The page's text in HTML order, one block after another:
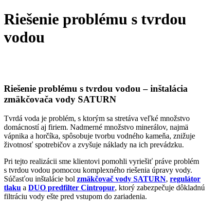
Riešenie problému s tvrdou
vodou
Riešenie problému s tvrdou vodou – inštalácia
zmäkčovača vody SATURN
Tvrdá voda je problém, s ktorým sa stretáva veľké množstvo
domácností aj firiem. Nadmerné množstvo minerálov, najmä
vápnika a horčíka, spôsobuje tvorbu vodného kameňa, znižuje
životnosť spotrebičov a zvyšuje náklady na ich prevádzku.
Pri tejto realizácii sme klientovi pomohli vyriešiť práve problém
s tvrdou vodou pomocou komplexného riešenia úpravy vody.
Súčasťou inštalácie bol zmäkčovač vody SATURN, regulátor
tlaku a DUO predfilter Cintropur, ktorý zabezpečuje dôkladnú
filtráciu vody ešte pred vstupom do zariadenia.